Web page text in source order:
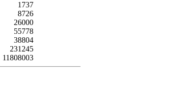
1737
8726
26000
55778
38804
231245
11808003